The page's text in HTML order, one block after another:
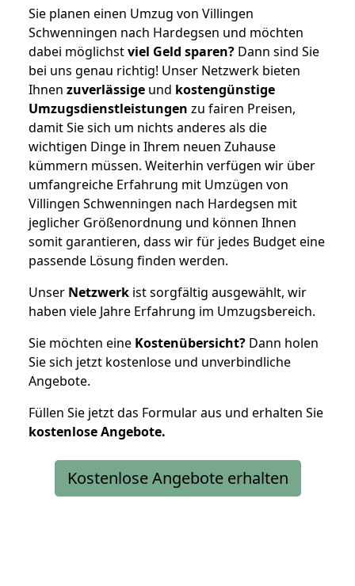
Sie planen einen Umzug von Villingen
Schwenningen nach Hardegsen und möchten
dabei möglichstviel Geld sparen? Dann sind Sie
bei uns genau richtig! Unser Netzwerk bieten
Ihnen zuverlässige und kostengünstige
Umzugsdienstleistungen zu fairen Preisen,
damit Sie sich um nichts anderes als die
wichtigen Dinge in Ihrem neuen Zuhause
kümmern müssen. Weiterhin verfügen wir über
umfangreiche Erfahrung mit Umzügen von
Villingen Schwenningen nach Hardegsen mit
jeglicher Größenordnung und können Ihnen
somit garantieren, dass wir für jedes Budget eine
passende Lösung finden werden.
Unser Netzwerk ist sorgfältig ausgewählt, wir
haben viele Jahre Erfahrung im Umzugsbereich.
Sie möchten eine Kostenübersicht? Dann holen
Sie sich jetzt kostenlose und unverbindliche
Angebote.
Füllen Sie jetzt das Formular aus und erhalten Sie
kostenloseAngebote.
Kostenlose Angebote erhalten